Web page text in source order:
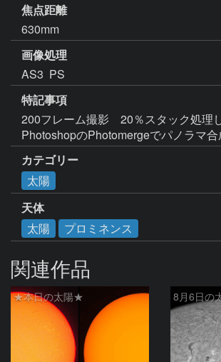
焦点距離
630mm
画像処理
AS3  PS
特記事項
200フレーム撮影　20％スタック処理
カテゴリー
太陽
天体
太陽
プロミネンス
関連作品
★本日の太陽★ 8月6日の